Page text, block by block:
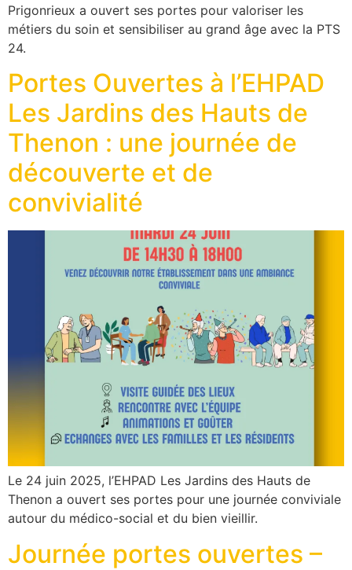
Prigonrieux a ouvert ses portes pour valoriser les
métiers du soin et sensibiliser au grand âge avec la PTS
24.
Portes Ouvertes à l’EHPAD
Les Jardins des Hauts de
Thenon : une journée de
découverte et de
convivialité
Le 24 juin 2025, l’EHPAD Les Jardins des Hauts de
Thenon a ouvert ses portes pour une journée conviviale
autour du médico-social et du bien vieillir.
Journée portes ouvertes –